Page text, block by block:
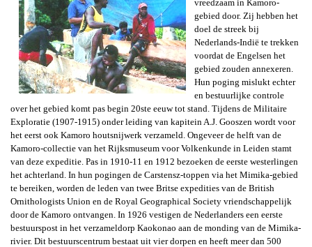
vreedzaam in Kamoro-
gebied door. Zij hebben het
doel de streek bij
Nederlands-Indië te trekken
voordat de Engelsen het
gebied zouden annexeren.
Hun poging mislukt echter
en bestuurlijke controle
over het gebied komt pas begin 20ste eeuw tot stand. Tijdens de Militaire
Exploratie (1907-1915) onder leiding van kapitein A.J. Gooszen wordt voor
het eerst ook Kamoro houtsnijwerk verzameld. Ongeveer de helft van de
Kamoro-collectie van het Rijksmuseum voor Volkenkunde in Leiden stamt
van deze expeditie. Pas in 1910-11 en 1912 bezoeken de eerste westerlingen
het achterland. In hun pogingen de Carstensz-toppen via het Mimika-gebied
te bereiken, worden de leden van twee Britse expedities van de British
Ornithologists Union en de Royal Geographical Society vriendschappelijk
door de Kamoro ontvangen. In 1926 vestigen de Nederlanders een eerste
bestuurspost in het verzameldorp Kaokonao aan de monding van de Mimika-
rivier. Dit bestuurscentrum bestaat uit vier dorpen en heeft meer dan 500